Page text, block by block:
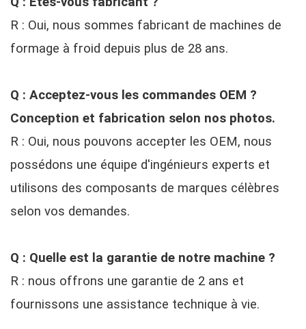
R : Oui, nous sommes fabricant de machines de
formage à froid depuis plus de 28 ans.
Q : Acceptez-vous les commandes OEM ?
Conception et fabrication selon nos photos.
R : Oui, nous pouvons accepter les OEM, nous
possédons une équipe d'ingénieurs experts et
utilisons des composants de marques célèbres
selon vos demandes.
Q : Quelle est la garantie de notre machine ?
R : nous offrons une garantie de 2 ans et
fournissons une assistance technique à vie.